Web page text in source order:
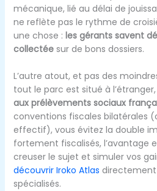
mécanique, lié au délai de
ne reflète pas le rythme de
une chose : les gérants savent
collectéesur de bons dossiers.
L’autre atout, et pas des
tout le parc est situé à
aux prélèvements sociaux
conventions fiscales bilatérales
effectif), vous évitez la double
fortement fiscalisés, l’avantage
creuser le sujet et simuler vos
découvrir Iroko Atlas directement
spécialisés.